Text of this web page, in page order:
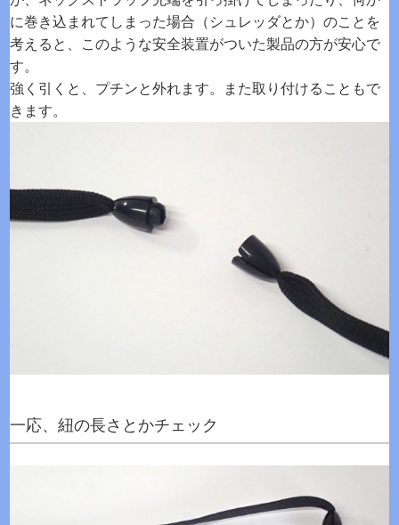
に巻き込まれてしまった場合（シュレッダとか）のことを
考えると、このような安全装置がついた製品の方が安心で
す。
強く引くと、プチンと外れます。また取り付けることもで
きます。
一応、紐の長さとかチェック